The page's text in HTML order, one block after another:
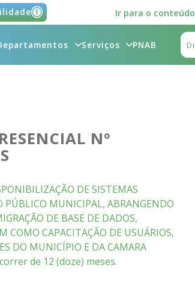
Ir para o conteúdo
Serviços PNAB
Nº
DE SISTEMAS
MUNICIPAL, ABRANGENDO
DE BASE DE DADOS,
COMO CAPACITAÇÃO DE USUÁRIOS,
DO MUNICÍPIO E DA CAMARA
de 12 (doze) meses.